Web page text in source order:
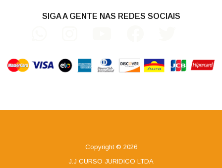
SIGA A GENTE NAS REDES SOCIAIS
Copyright © 2026
J.J CURSO JURIDICO LTDA